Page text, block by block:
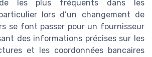
les plus fréquents dans les
lors d’un changement de
se font passer pour un fournisseur
des informations précises sur les
et les coordonnées bancaires